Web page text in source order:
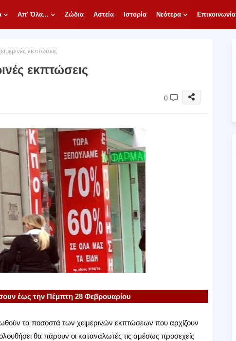
Απ' Όλα... Ζώδια Αστεία Ιστορία Νεότερα Επικοινωνία
εκπτώσεις
εκπτώσεις
0
έως την Πέμπτη 28 Φεβρουαρίου
τα ποσοστά των χειμερινών εκπτώσεων που αρχίζουν
θα πάρουν οι καταναλωτές τις αμέσως προσεχείς